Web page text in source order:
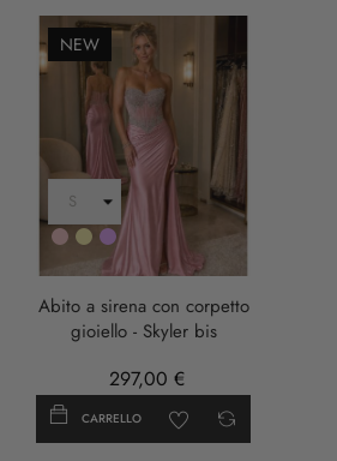
NEW
RosaOroLILLA
Abito a sirena con corpetto
gioiello - Skyler bis
297,00 €
CARRELLO